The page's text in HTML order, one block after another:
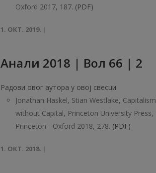
Oxford 2017, 187. (PDF)
1. ОКТ. 2019.
Анали 2018 | Вол 66 | 2
Радови овог аутора у овој свесци
Jonathan Haskel, Stian Westlake, Capitalism
without Capital, Princeton University Press,
Princeton - Oxford 2018, 278. (PDF)
1. ОКТ. 2018.